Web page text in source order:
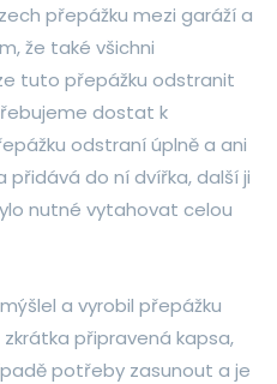
přepážku mezi garáží a
že také všichni
tuto přepážku odstranit
dostat k
odstraní úplně a ani
přidává do ní dvířka, další ji
nutné vytahovat celou
a vyrobil přepážku
připravená kapsa,
potřeby zasunout a je